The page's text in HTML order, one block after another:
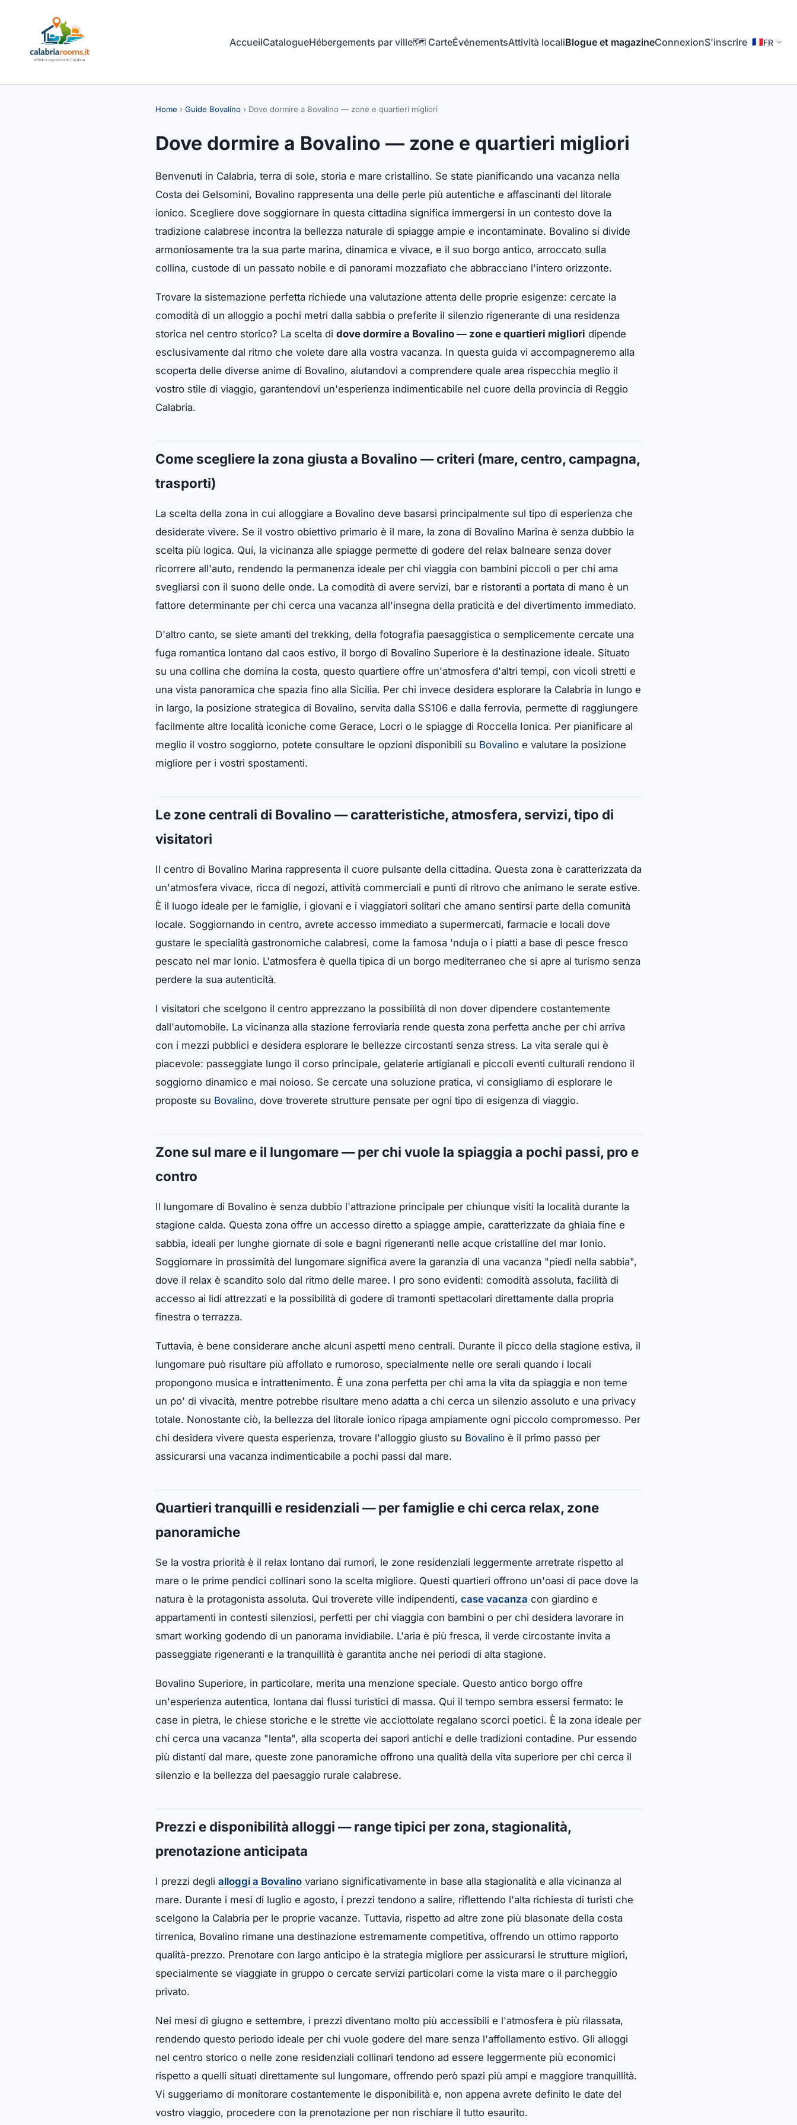
AccueilCatalogueHébergements par ville🗺️ CarteÉvénementsAttività localiBlogue et magazineConnexionS'inscrire 🇫🇷FR
Home › Guide Bovalino › Dove dormire a Bovalino — zone e quartieri migliori
Dove dormire a Bovalino — zone e quartieri migliori
Benvenuti in Calabria, terra di sole, storia e mare cristallino. Se state pianificando una vacanza nella
Costa dei Gelsomini, Bovalino rappresenta una delle perle più autentiche e affascinanti del litorale
ionico. Scegliere dove soggiornare in questa cittadina significa immergersi in un contesto dove la
tradizione calabrese incontra la bellezza naturale di spiagge ampie e incontaminate. Bovalino si divide
armoniosamente tra la sua parte marina, dinamica e vivace, e il suo borgo antico, arroccato sulla
collina, custode di un passato nobile e di panorami mozzafiato che abbracciano l'intero orizzonte.
Trovare la sistemazione perfetta richiede una valutazione attenta delle proprie esigenze: cercate la
comodità di un alloggio a pochi metri dalla sabbia o preferite il silenzio rigenerante di una residenza
storica nel centro storico? La scelta di dove dormire a Bovalino — zone e quartieri migliori dipende
esclusivamente dal ritmo che volete dare alla vostra vacanza. In questa guida vi accompagneremo alla
scoperta delle diverse anime di Bovalino, aiutandovi a comprendere quale area rispecchia meglio il
vostro stile di viaggio, garantendovi un'esperienza indimenticabile nel cuore della provincia di Reggio
Calabria.
Come scegliere la zona giusta a Bovalino — criteri (mare, centro, campagna,
trasporti)
La scelta della zona in cui alloggiare a Bovalino deve basarsi principalmente sul tipo di esperienza che
desiderate vivere. Se il vostro obiettivo primario è il mare, la zona di Bovalino Marina è senza dubbio la
scelta più logica. Qui, la vicinanza alle spiagge permette di godere del relax balneare senza dover
ricorrere all'auto, rendendo la permanenza ideale per chi viaggia con bambini piccoli o per chi ama
svegliarsi con il suono delle onde. La comodità di avere servizi, bar e ristoranti a portata di mano è un
fattore determinante per chi cerca una vacanza all'insegna della praticità e del divertimento immediato.
D'altro canto, se siete amanti del trekking, della fotografia paesaggistica o semplicemente cercate una
fuga romantica lontano dal caos estivo, il borgo di Bovalino Superiore è la destinazione ideale. Situato
su una collina che domina la costa, questo quartiere offre un'atmosfera d'altri tempi, con vicoli stretti e
una vista panoramica che spazia fino alla Sicilia. Per chi invece desidera esplorare la Calabria in lungo e
in largo, la posizione strategica di Bovalino, servita dalla SS106 e dalla ferrovia, permette di raggiungere
facilmente altre località iconiche come Gerace, Locri o le spiagge di Roccella Ionica. Per pianificare al
meglio il vostro soggiorno, potete consultare le opzioni disponibili su Bovalino e valutare la posizione
migliore per i vostri spostamenti.
Le zone centrali di Bovalino — caratteristiche, atmosfera, servizi, tipo di
visitatori
Il centro di Bovalino Marina rappresenta il cuore pulsante della cittadina. Questa zona è caratterizzata da
un'atmosfera vivace, ricca di negozi, attività commerciali e punti di ritrovo che animano le serate estive.
È il luogo ideale per le famiglie, i giovani e i viaggiatori solitari che amano sentirsi parte della comunità
locale. Soggiornando in centro, avrete accesso immediato a supermercati, farmacie e locali dove
gustare le specialità gastronomiche calabresi, come la famosa 'nduja o i piatti a base di pesce fresco
pescato nel mar Ionio. L'atmosfera è quella tipica di un borgo mediterraneo che si apre al turismo senza
perdere la sua autenticità.
I visitatori che scelgono il centro apprezzano la possibilità di non dover dipendere costantemente
dall'automobile. La vicinanza alla stazione ferroviaria rende questa zona perfetta anche per chi arriva
con i mezzi pubblici e desidera esplorare le bellezze circostanti senza stress. La vita serale qui è
piacevole: passeggiate lungo il corso principale, gelaterie artigianali e piccoli eventi culturali rendono il
soggiorno dinamico e mai noioso. Se cercate una soluzione pratica, vi consigliamo di esplorare le
proposte su Bovalino, dove troverete strutture pensate per ogni tipo di esigenza di viaggio.
Zone sul mare e il lungomare — per chi vuole la spiaggia a pochi passi, pro e
contro
Il lungomare di Bovalino è senza dubbio l'attrazione principale per chiunque visiti la località durante la
stagione calda. Questa zona offre un accesso diretto a spiagge ampie, caratterizzate da ghiaia fine e
sabbia, ideali per lunghe giornate di sole e bagni rigeneranti nelle acque cristalline del mar Ionio.
Soggiornare in prossimità del lungomare significa avere la garanzia di una vacanza "piedi nella sabbia",
dove il relax è scandito solo dal ritmo delle maree. I pro sono evidenti: comodità assoluta, facilità di
accesso ai lidi attrezzati e la possibilità di godere di tramonti spettacolari direttamente dalla propria
finestra o terrazza.
Tuttavia, è bene considerare anche alcuni aspetti meno centrali. Durante il picco della stagione estiva, il
lungomare può risultare più affollato e rumoroso, specialmente nelle ore serali quando i locali
propongono musica e intrattenimento. È una zona perfetta per chi ama la vita da spiaggia e non teme
un po' di vivacità, mentre potrebbe risultare meno adatta a chi cerca un silenzio assoluto e una privacy
totale. Nonostante ciò, la bellezza del litorale ionico ripaga ampiamente ogni piccolo compromesso. Per
chi desidera vivere questa esperienza, trovare l'alloggio giusto su Bovalino è il primo passo per
assicurarsi una vacanza indimenticabile a pochi passi dal mare.
Quartieri tranquilli e residenziali — per famiglie e chi cerca relax, zone
panoramiche
Se la vostra priorità è il relax lontano dai rumori, le zone residenziali leggermente arretrate rispetto al
mare o le prime pendici collinari sono la scelta migliore. Questi quartieri offrono un'oasi di pace dove la
natura è la protagonista assoluta. Qui troverete ville indipendenti, case vacanza con giardino e
appartamenti in contesti silenziosi, perfetti per chi viaggia con bambini o per chi desidera lavorare in
smart working godendo di un panorama invidiabile. L'aria è più fresca, il verde circostante invita a
passeggiate rigeneranti e la tranquillità è garantita anche nei periodi di alta stagione.
Bovalino Superiore, in particolare, merita una menzione speciale. Questo antico borgo offre
un'esperienza autentica, lontana dai flussi turistici di massa. Qui il tempo sembra essersi fermato: le
case in pietra, le chiese storiche e le strette vie acciottolate regalano scorci poetici. È la zona ideale per
chi cerca una vacanza "lenta", alla scoperta dei sapori antichi e delle tradizioni contadine. Pur essendo
più distanti dal mare, queste zone panoramiche offrono una qualità della vita superiore per chi cerca il
silenzio e la bellezza del paesaggio rurale calabrese.
Prezzi e disponibilità alloggi — range tipici per zona, stagionalità,
prenotazione anticipata
I prezzi degli alloggi a Bovalino variano significativamente in base alla stagionalità e alla vicinanza al
mare. Durante i mesi di luglio e agosto, i prezzi tendono a salire, riflettendo l'alta richiesta di turisti che
scelgono la Calabria per le proprie vacanze. Tuttavia, rispetto ad altre zone più blasonate della costa
tirrenica, Bovalino rimane una destinazione estremamente competitiva, offrendo un ottimo rapporto
qualità-prezzo. Prenotare con largo anticipo è la strategia migliore per assicurarsi le strutture migliori,
specialmente se viaggiate in gruppo o cercate servizi particolari come la vista mare o il parcheggio
privato.
Nei mesi di giugno e settembre, i prezzi diventano molto più accessibili e l'atmosfera è più rilassata,
rendendo questo periodo ideale per chi vuole godere del mare senza l'affollamento estivo. Gli alloggi
nel centro storico o nelle zone residenziali collinari tendono ad essere leggermente più economici
rispetto a quelli situati direttamente sul lungomare, offrendo però spazi più ampi e maggiore tranquillità.
Vi suggeriamo di monitorare costantemente le disponibilità e, non appena avrete definito le date del
vostro viaggio, procedere con la prenotazione per non rischiare il tutto esaurito.